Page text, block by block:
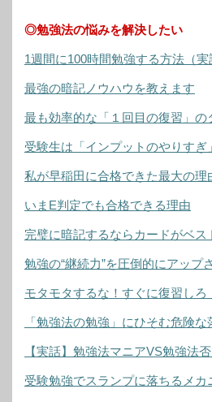
◎勉強法の悩みを解決したい
1週間に100時間勉強する方法（実
最強の暗記ノウハウを教えます
最も効率的な「１回目の復習」の
受験生は「インプットのやりすぎ
私が早稲田に合格できた最大の理
いまE判定でも合格できる理由
完璧に暗記するならカードがベス
勉強の“継続力”を圧倒的にアップ
モタモタするな！すぐに復習しろ
「勉強法の勉強」にひそむ危険な
【実話】勉強法マニアVS勉強法
受験勉強でスランプに落ちるメカ